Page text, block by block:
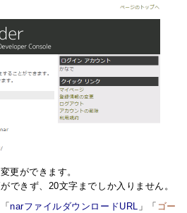
更ができます。
できず、20文字までしか入りません。
narファイルダウンロードURL 」「 ゴー